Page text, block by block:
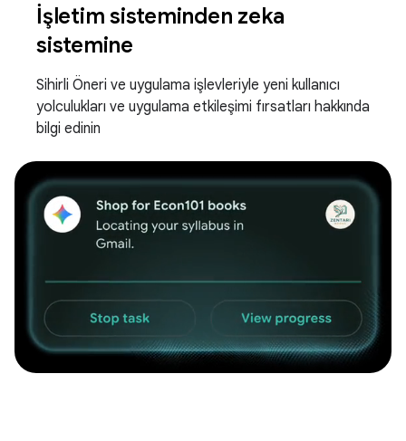
İşletim sisteminden zeka
sistemine
Sihirli Öneri ve uygulama işlevleriyle yeni kullanıcı
yolculukları ve uygulama etkileşimi fırsatları hakkında
bilgi edinin